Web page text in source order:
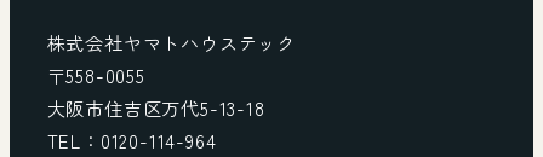
株式会社ヤマトハウステック
〒558-0055
大阪市住吉区万代5-13-18
TEL：0120-114-964